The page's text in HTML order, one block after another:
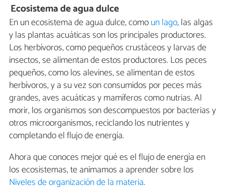
Ecosistema de agua dulce
En un ecosistema de agua dulce, comoun lago, las algas
y las plantas acuáticas son los principales productores.
Los herbívoros, como pequeños crustáceos y larvas de
insectos, se alimentan de estos productores. Los peces
pequeños, como los alevines, se alimentan de estos
herbívoros, y a su vez son consumidos por peces más
grandes, aves acuáticas y mamíferos como nutrias. Al
morir, los organismos son descompuestos por bacterias y
otros microorganismos, reciclando los nutrientes y
completando el flujo de energía.
Ahora que conoces mejor qué es el flujo de energía en
los ecosistemas, te animamos a aprender sobre los
Niveles de organización de la materia.